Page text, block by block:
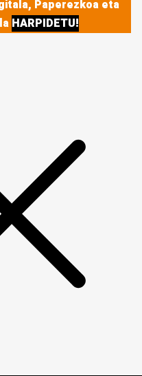
Paperezkoa eta
HARPIDETU!